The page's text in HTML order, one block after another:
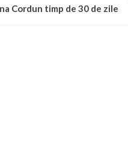
Cordun timp de 30 de zile